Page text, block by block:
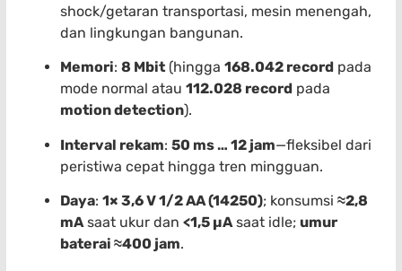
shock/getaran transportasi, mesin menengah,
dan lingkungan bangunan.
Memori: 8 Mbit (hingga 168.042 record pada
mode normal atau 112.028 record pada
motion detection).
Interval rekam: 50 ms … 12 jam—fleksibel dari
peristiwa cepat hingga tren mingguan.
Daya: 1× 3,6 V 1/2 AA (14250); konsumsi ≈2,8
mAsaat ukur dan <1,5 µAsaat idle; umur
baterai ≈400 jam.